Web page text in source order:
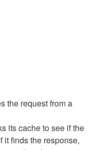
the request from a
its cache to see if the
it finds the response,